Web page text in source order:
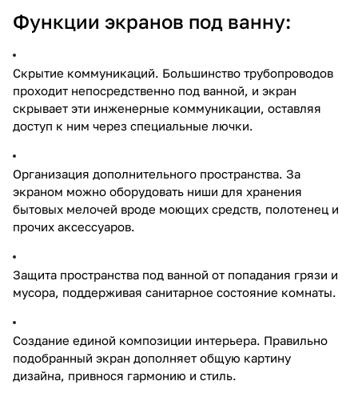
Функции экранов под ванну:
Скрытие коммуникаций. Большинство трубопроводов
проходит непосредственно под ванной, и экран
скрывает эти инженерные коммуникации, оставляя
доступ к ним через специальные лючки.
Организация дополнительного пространства. За
экраном можно оборудовать ниши для хранения
бытовых мелочей вроде моющих средств, полотенец и
прочих аксессуаров.
Защита пространства под ванной от попадания грязи и
мусора, поддерживая санитарное состояние комнаты.
Создание единой композиции интерьера. Правильно
подобранный экран дополняет общую картину
дизайна, привнося гармонию и стиль.